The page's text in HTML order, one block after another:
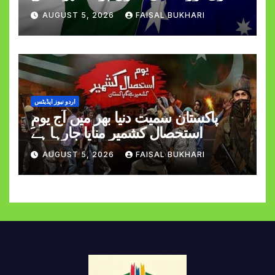
AUGUST 5, 2026 FAISAL BUKHARI
اردو نیوز اپڈیٹس
پاکستان سمیت دنیا بھر میں آج یومِ
استحصالِ کشمیر منایا جارہا ہے
AUGUST 5, 2026 FAISAL BUKHARI